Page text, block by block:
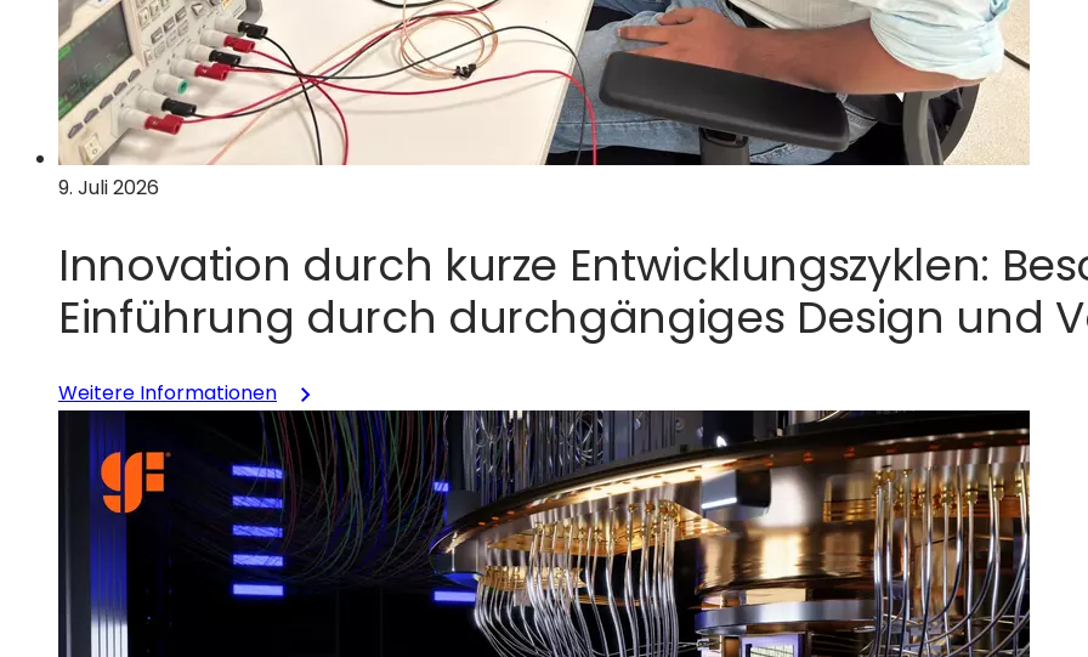
9. Juli 2026
Innovation durch kurze Entwicklungszyklen:
Einführung durch durchgängiges Design und
Weitere Informationen:
Innovation
durch
„Short-
Looping“:
Beschleunigung
der
GaN-